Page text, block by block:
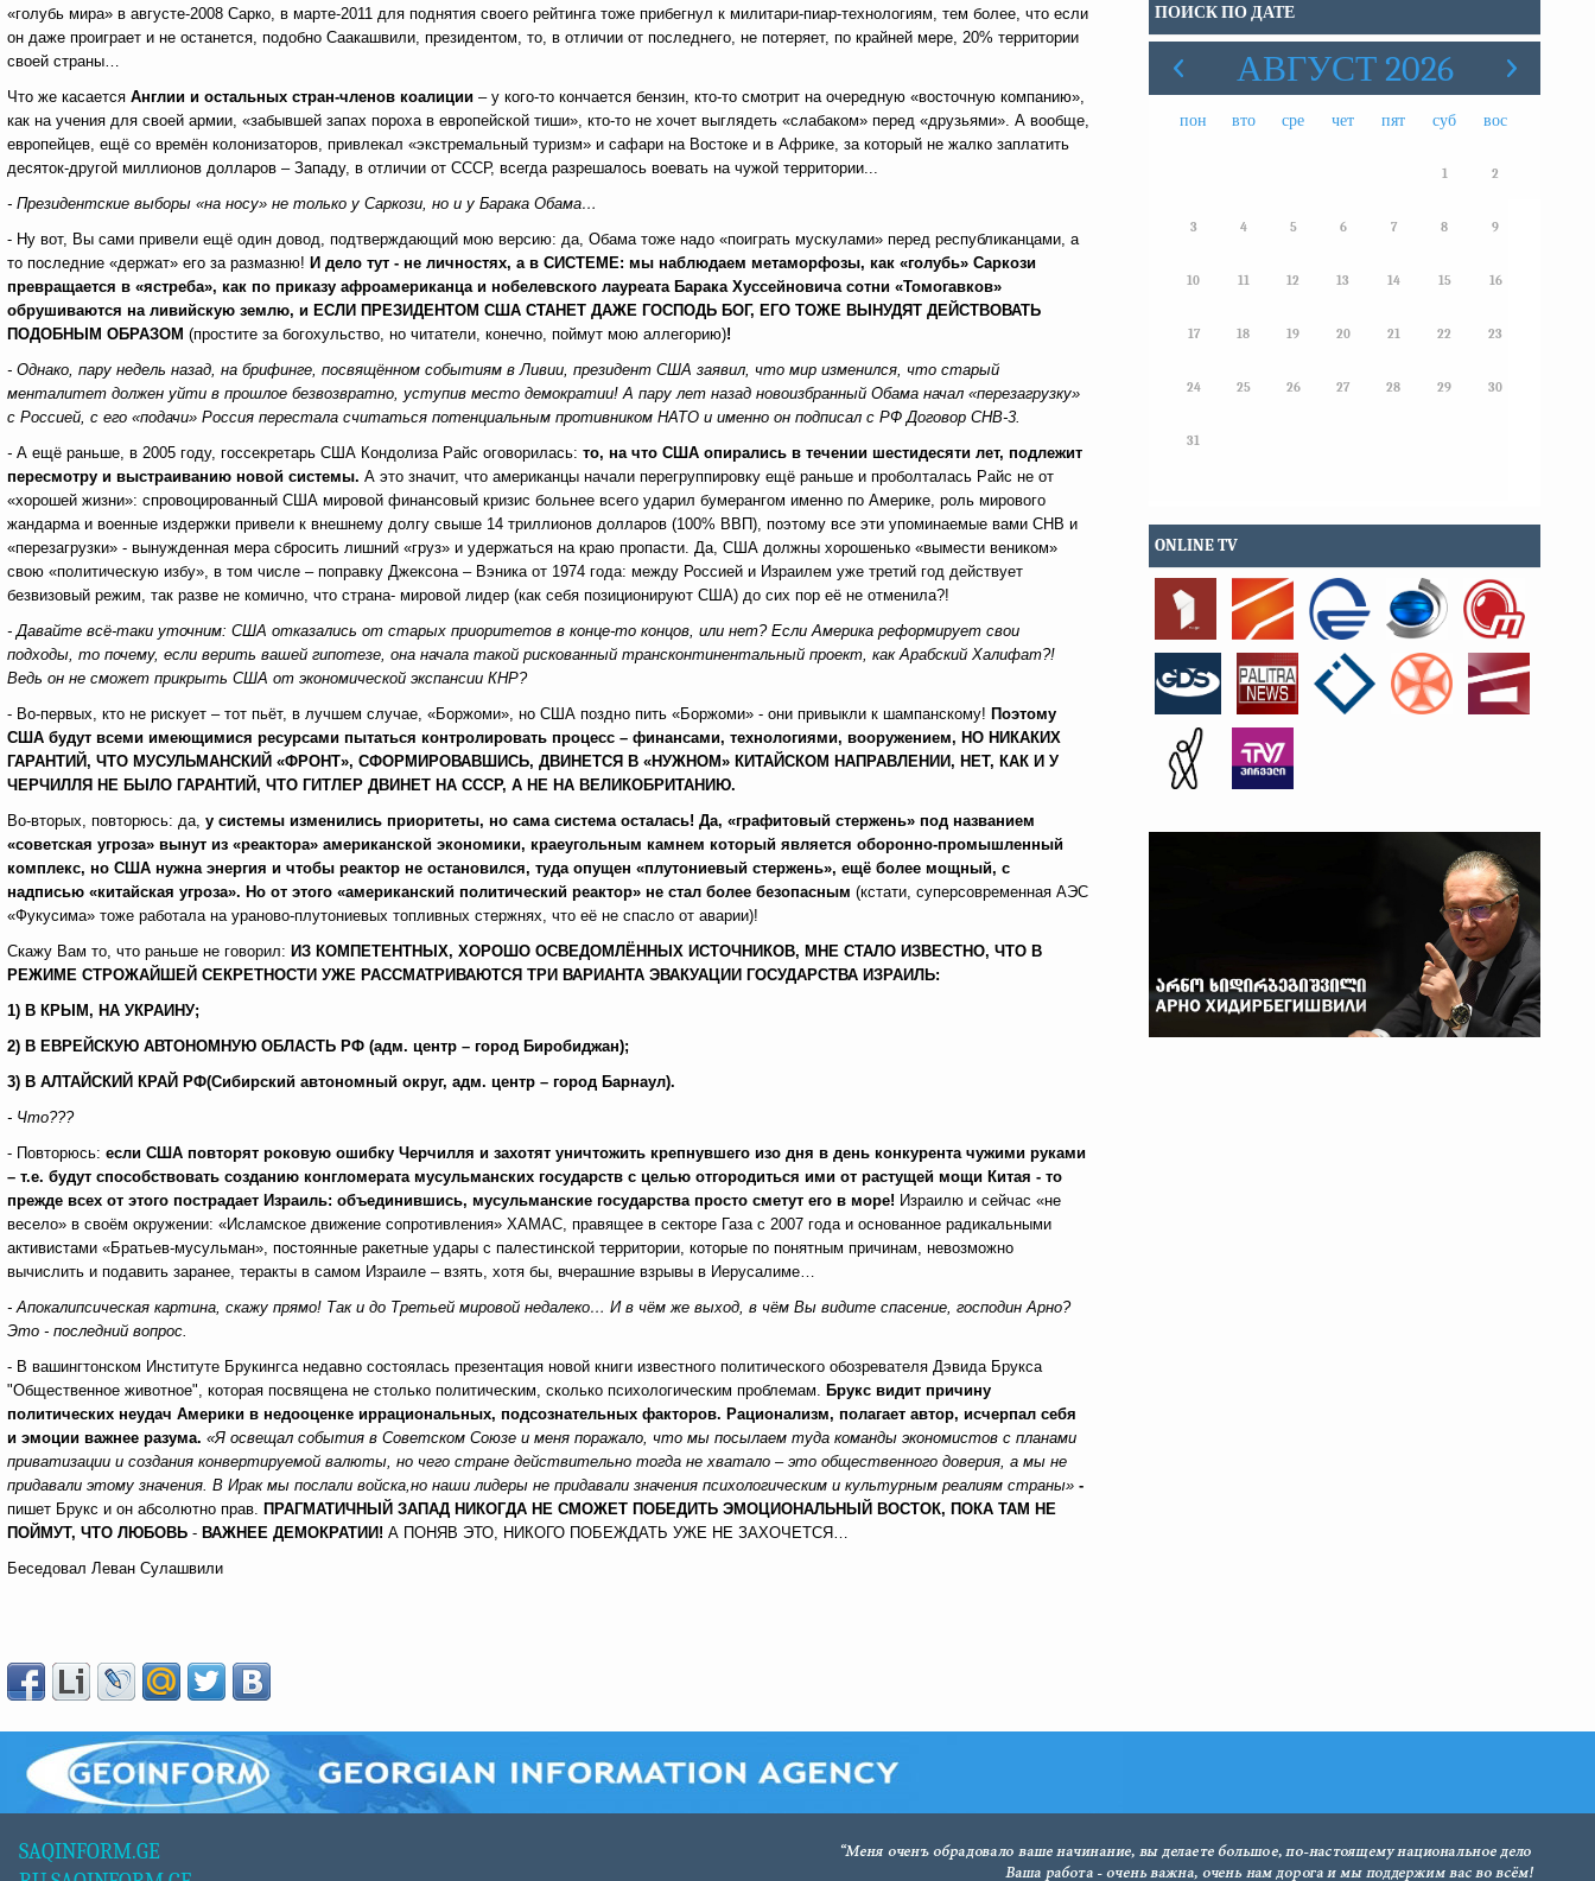
«голубь мира» в августе-2008 Сарко, в марте-2011 для поднятия своего рейтинга тоже прибегнул к милитари-пиар-технологиям, тем более, что если
он даже проиграет и не останется, подобно Саакашвили, президентом, то, в отличии от последнего, не потеряет, по крайней мере, 20% территории
своей страны…
Что же касается Англии и остальных стран-членов коалиции – у кого-то кончается бензин, кто-то смотрит на очередную «восточную компанию»,
как на учения для своей армии, «забывшей запах пороха в европейской тиши», кто-то не хочет выглядеть «слабаком» перед «друзьями». А вообще,
европейцев, ещё со времён колонизаторов, привлекал «экстремальный туризм» и сафари на Востоке и в Африке, за который не жалко заплатить
десяток-другой миллионов долларов – Западу, в отличии от СССР, всегда разрешалось воевать на чужой территории...
- Президентские выборы «на носу» не только у Саркози, но и у Барака Обама…
- Ну вот, Вы сами привели ещё один довод, подтверждающий мою версию: да, Обама тоже надо «поиграть мускулами» перед республиканцами, а
то последние «держат» его за размазню! И дело тут - не личностях, а в СИСТЕМЕ: мы наблюдаем метаморфозы, как «голубь» Саркози
превращается в «ястреба», как по приказу афроамериканца и нобелевского лауреата Барака Хуссейновича сотни «Томогавков»
обрушиваются на ливийскую землю, и ЕСЛИ ПРЕЗИДЕНТОМ США СТАНЕТ ДАЖЕ ГОСПОДЬ БОГ, ЕГО ТОЖЕ ВЫНУДЯТ ДЕЙСТВОВАТЬ
ПОДОБНЫМ ОБРАЗОМ (простите за богохульство, но читатели, конечно, поймут мою аллегорию)!
- Однако, пару недель назад, на брифинге, посвящённом событиям в Ливии, президент США заявил, что мир изменился, что старый
менталитет должен уйти в прошлое безвозвратно, уступив место демократии! А пару лет назад новоизбранный Обама начал «перезагрузку»
с Россией, с его «подачи» Россия перестала считаться потенциальным противником НАТО и именно он подписал с РФ Договор СНВ-3.
- А ещё раньше, в 2005 году, госсекретарь США Кондолиза Райс оговорилась: то, на что США опирались в течении шестидесяти лет, подлежит
пересмотру и выстраиванию новой системы. А это значит, что американцы начали перегруппировку ещё раньше и проболталась Райс не от
«хорошей жизни»: спровоцированный США мировой финансовый кризис больнее всего ударил бумерангом именно по Америке, роль мирового
жандарма и военные издержки привели к внешнему долгу свыше 14 триллионов долларов (100% ВВП), поэтому все эти упоминаемые вами СНВ и
«перезагрузки» - вынужденная мера сбросить лишний «груз» и удержаться на краю пропасти. Да, США должны хорошенько «вымести веником»
свою «политическую избу», в том числе – поправку Джексона – Вэника от 1974 года: между Россией и Израилем уже третий год действует
безвизовый режим, так разве не комично, что страна- мировой лидер (как себя позиционируют США) до сих пор её не отменила?!
- Давайте всё-таки уточним: США отказались от старых приоритетов в конце-то концов, или нет? Если Америка реформирует свои
подходы, то почему, если верить вашей гипотезе, она начала такой рискованный трансконтинентальный проект, как Арабский Халифат?!
Ведь он не сможет прикрыть США от экономической экспансии КНР?
- Во-первых, кто не рискует – тот пьёт, в лучшем случае, «Боржоми», но США поздно пить «Боржоми» - они привыкли к шампанскому! Поэтому
США будут всеми имеющимися ресурсами пытаться контролировать процесс – финансами, технологиями, вооружением, НО НИКАКИХ
ГАРАНТИЙ, ЧТО МУСУЛЬМАНСКИЙ «ФРОНТ», СФОРМИРОВАВШИСЬ, ДВИНЕТСЯ В «НУЖНОМ» КИТАЙСКОМ НАПРАВЛЕНИИ, НЕТ, КАК И У
ЧЕРЧИЛЛЯ НЕ БЫЛО ГАРАНТИЙ, ЧТО ГИТЛЕР ДВИНЕТ НА СССР, А НЕ НА ВЕЛИКОБРИТАНИЮ.
Во-вторых, повторюсь: да, у системы изменились приоритеты, но сама система осталась! Да, «графитовый стержень» под названием
«советская угроза» вынут из «реактора» американской экономики, краеугольным камнем который является оборонно-промышленный
комплекс, но США нужна энергия и чтобы реактор не остановился, туда опущен «плутониевый стержень», ещё более мощный, с
надписью «китайская угроза». Но от этого «американский политический реактор» не стал более безопасным (кстати, суперсовременная АЭС
«Фукусима» тоже работала на ураново-плутониевых топливных стержнях, что её не спасло от аварии)!
Скажу Вам то, что раньше не говорил: ИЗ КОМПЕТЕНТНЫХ, ХОРОШО ОСВЕДОМЛЁННЫХ ИСТОЧНИКОВ, МНЕ СТАЛО ИЗВЕСТНО, ЧТО В
РЕЖИМЕ СТРОЖАЙШЕЙ СЕКРЕТНОСТИ УЖЕ РАССМАТРИВАЮТСЯ ТРИ ВАРИАНТА ЭВАКУАЦИИ ГОСУДАРСТВА ИЗРАИЛЬ:
1) В КРЫМ, НА УКРАИНУ;
2) В ЕВРЕЙСКУЮ АВТОНОМНУЮ ОБЛАСТЬ РФ (адм. центр – город Биробиджан);
3) В АЛТАЙСКИЙ КРАЙ РФ(Сибирский автономный округ, адм. центр – город Барнаул).
- Что???
- Повторюсь: если США повторят роковую ошибку Черчилля и захотят уничтожить крепнувшего изо дня в день конкурента чужими руками
– т.е. будут способствовать созданию конгломерата мусульманских государств с целью отгородиться ими от растущей мощи Китая - то
прежде всех от этого пострадает Израиль: объединившись, мусульманские государства просто сметут его в море! Израилю и сейчас «не
весело» в своём окружении: «Исламское движение сопротивления» ХАМАС, правящее в секторе Газа с 2007 года и основанное радикальными
активистами «Братьев-мусульман», постоянные ракетные удары с палестинской территории, которые по понятным причинам, невозможно
вычислить и подавить заранее, теракты в самом Израиле – взять, хотя бы, вчерашние взрывы в Иерусалиме…
- Апокалипсическая картина, скажу прямо! Так и до Третьей мировой недалеко… И в чём же выход, в чём Вы видите спасение, господин Арно?
Это - последний вопрос.
- В вашингтонском Институте Брукингса недавно состоялась презентация новой книги известного политического обозревателя Дэвида Брукса
"Общественное животное", которая посвящена не столько политическим, сколько психологическим проблемам. Брукс видит причину
политических неудач Америки в недооценке иррациональных, подсознательных факторов. Рационализм, полагает автор, исчерпал себя
и эмоции важнее разума. «Я освещал события в Советском Союзе и меня поражало, что мы посылаем туда команды экономистов с планами
приватизации и создания конвертируемой валюты, но чего стране действительно тогда не хватало – это общественного доверия, а мы не
придавали этому значения. В Ирак мы послали войска,но наши лидеры не придавали значения психологическим и культурным реалиям страны» -
пишет Брукс и он абсолютно прав. ПРАГМАТИЧНЫЙ ЗАПАД НИКОГДА НЕ СМОЖЕТ ПОБЕДИТЬ ЭМОЦИОНАЛЬНЫЙ ВОСТОК, ПОКА ТАМ НЕ
ПОЙМУТ, ЧТО ЛЮБОВЬ - ВАЖНЕЕ ДЕМОКРАТИИ! А ПОНЯВ ЭТО, НИКОГО ПОБЕЖДАТЬ УЖЕ НЕ ЗАХОЧЕТСЯ…
Беседовал Леван Сулашвили
ПОИСК ПО ДАТЕ
АВГУСТ 2026
пон вто сре чет пят суб вос
1 2
3 4 5 6 7 8 9
10 11 12 13 14 15 16
17 18 19 20 21 22 23
24 25 26 27 28 29 30
31
ONLINE TV
SAQINFORM.GE